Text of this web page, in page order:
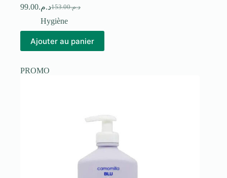
د.م.153.00
Le
prix
initial
était :
د.م.99.00
Le
prix
actuel
est :
Hygiène
Ajouter au panier
PROMO